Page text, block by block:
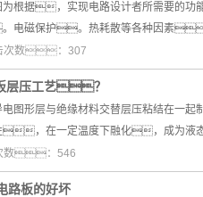
为根据，实现电路设计者所需
电磁保护。热耗散等各种因素
次数：307
层压工艺？
电图形层与绝缘材料交替层压粘结在
，在一定温度下融化，成为液
数：546
路板的好坏